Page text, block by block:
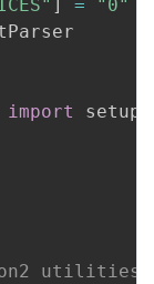
=
"0"
import
utilities